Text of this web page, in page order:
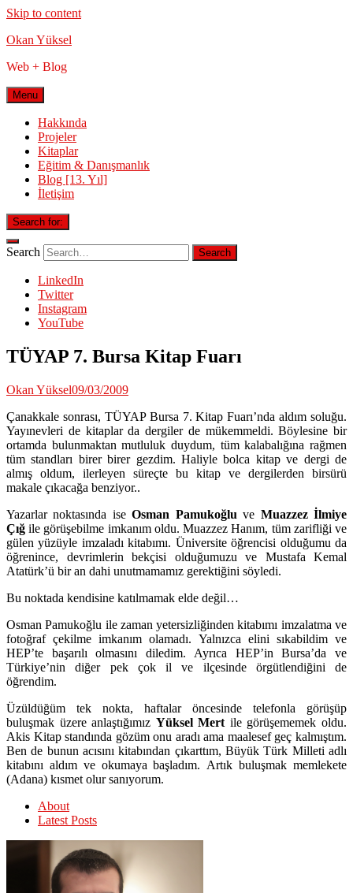
Skip to content
Okan Yüksel
Web + Blog
Menu
Hakkında
Projeler
Kitaplar
Eğitim & Danışmanlık
Blog [13. Yıl]
İletişim
Search for:
Search
LinkedIn
Twitter
Instagram
YouTube
TÜYAP 7. Bursa Kitap Fuarı
Okan Yüksel09/03/2009
Çanakkale sonrası, TÜYAP Bursa 7. Kitap Fuarı’nda aldım soluğu.
Yayınevleri de kitaplar da dergiler de mükemmeldi. Böylesine bir
ortamda bulunmaktan mutluluk duydum, tüm kalabalığına rağmen
tüm standları birer birer gezdim. Haliyle bolca kitap ve dergi de
almış oldum, ilerleyen süreçte bu kitap ve dergilerden birsürü
makale çıkacağa benziyor..
Yazarlar noktasında iseOsman Pamukoğlu ve Muazzez İlmiye
Çığ ile görüşebilme imkanım oldu. Muazzez Hanım, tüm zarifliği ve
gülen yüzüyle imzaladı kitabımı. Üniversite öğrencisi olduğumu da
öğrenince, devrimlerin bekçisi olduğumuzu ve Mustafa Kemal
Atatürk’ü bir an dahi unutmamamız gerektiğini söyledi.
Bu noktada kendisine katılmamak elde değil…
Osman Pamukoğlu ile zaman yetersizliğinden kitabımı imzalatma ve
fotoğraf çekilme imkanım olamadı. Yalnızca elini sıkabildim ve
HEP’te başarılı olmasını diledim. Ayrıca HEP’in Bursa’da ve
Türkiye’nin diğer pek çok il ve ilçesinde örgütlendiğini de
öğrendim.
Üzüldüğüm tek nokta, haftalar öncesinde telefonla görüşüp
buluşmak üzere anlaştığımız Yüksel Mert ile görüşememek oldu.
Akis Kitap standında gözüm onu aradı ama maalesef geç kalmıştım.
Ben de bunun acısını kitabından çıkarttım, Büyük Türk Milleti adlı
kitabını aldım ve okumaya başladım. Artık buluşmak memlekete
(Adana) kısmet olur sanıyorum.
About
Latest Posts